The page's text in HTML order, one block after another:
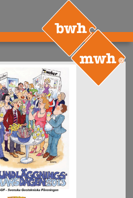
JOBS
GDS
FDS USA